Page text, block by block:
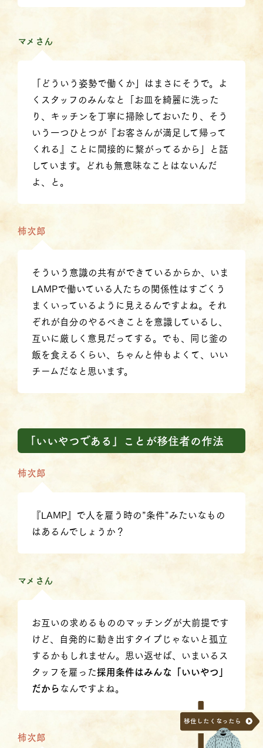
移住したくなったら
マメさん
「どういう姿勢で働くか」はまさにそうで。よ
くスタッフのみんなと「お皿を綺麗に洗った
り、キッチンを丁寧に掃除しておいたり、そう
いう一つひとつが『お客さんが満足して帰って
くれる』ことに間接的に繋がってるから」と話
しています。どれも無意味なことはないんだ
よ、と。
柿次郎
そういう意識の共有ができているからか、いま
LAMPで働いている人たちの関係性はすごくう
まくいっているように見えるんですよね。それ
ぞれが自分のやるべきことを意識しているし、
互いに厳しく意見だってする。でも、同じ釜の
飯を食えるくらい、ちゃんと仲もよくて、いい
チームだなと思います。
「いいやつである」ことが移住者の作法
柿次郎
『LAMP』で人を雇う時の”条件”みたいなもの
はあるんでしょうか？
マメさん
お互いの求めるもののマッチングが大前提です
けど、自発的に動き出すタイプじゃないと孤立
するかもしれません。思い返せば、いまいるス
タッフを雇った採用条件はみんな「いいやつ」
だからなんですよね。
柿次郎